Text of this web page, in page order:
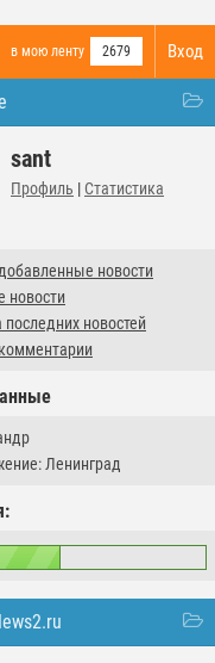
Вход
в мою ленту 2679
sant
Профиль | Статистика
новости
новости
новостей
Ленинград